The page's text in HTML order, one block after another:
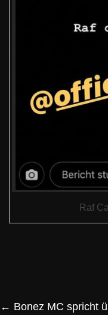
Raf
← Bonez MC spricht